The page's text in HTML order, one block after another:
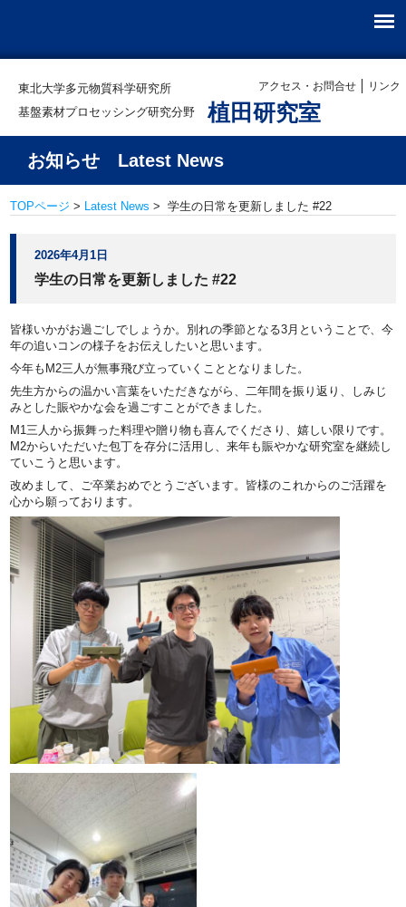
東北大学多元物質科学研究所
基盤素材プロセッシング研究分野
植田研究室
アクセス・お問合せ リンク
お知らせ Latest News
TOPページ > Latest News > 学生の日常を更新しました #22
2026年4月1日
学生の日常を更新しました #22
皆様いかがお過ごしでしょうか。別れの季節となる3月ということで、今
年の追いコンの様子をお伝えしたいと思います。
今年もM2三人が無事飛び立っていくこととなりました。
先生方からの温かい言葉をいただきながら、二年間を振り返り、しみじ
みとした賑やかな会を過ごすことができました。
M1三人から振舞った料理や贈り物も喜んでくださり、嬉しい限りです。
M2からいただいた包丁を存分に活用し、来年も賑やかな研究室を継続し
ていこうと思います。
改めまして、ご卒業おめでとうございます。皆様のこれからのご活躍を
心から願っております。